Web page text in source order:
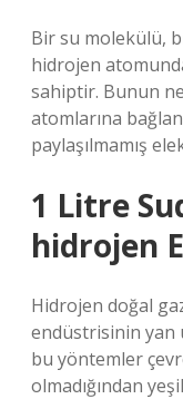
Bir su molekülü,
hidrojen
sahiptir. Bunun
atomlarına
paylaşılmamış
1 Litre
hidrojen
Hidrojen doğal
endüstrisinin yan
bu yöntemler
olmadığından